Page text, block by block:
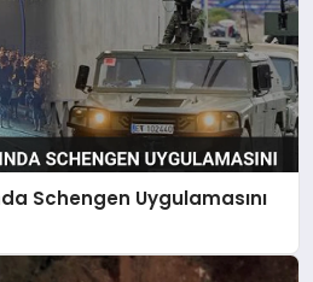
Schengen Uygulamasını